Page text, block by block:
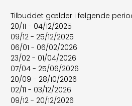
Tilbuddet gælder i følgende
20/11 - 04/12/2025
09/12 - 25/12/2025
06/01 - 06/02/2026
23/02 - 01/04/2026
07/04 - 25/06/2026
20/09 - 28/10/2026
02/11 - 03/12/2026
09/12 - 20/12/2026